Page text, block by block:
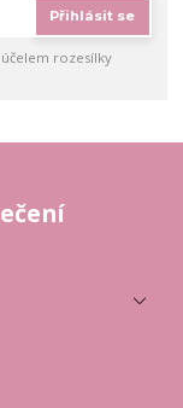
Přihlásit se
účelem rozesílky